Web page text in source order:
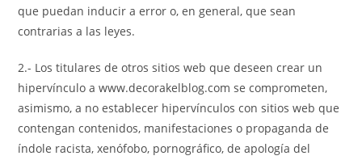
que puedan inducir a error o, en general, que sean
contrarias a las leyes.
2.- Los titulares de otros sitios web que deseen crear un
hipervínculo a www.decorakelblog.com se comprometen,
asimismo, a no establecer hipervínculos con sitios web que
contengan contenidos, manifestaciones o propaganda de
índole racista, xenófobo, pornográfico, de apología del